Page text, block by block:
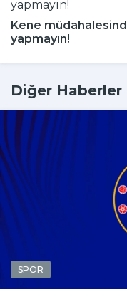
Kene
yapmayın!
Diğer Haberler
SPOR